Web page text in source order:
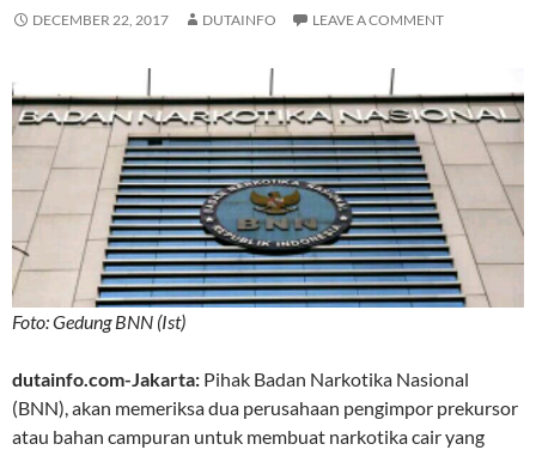
DECEMBER 22, 2017 DUTAINFO LEAVE A COMMENT
Foto: Gedung BNN (Ist)
dutainfo.com-Jakarta: Pihak Badan Narkotika Nasional
(BNN), akan memeriksa dua perusahaan pengimpor prekursor
atau bahan campuran untuk membuat narkotika cair yang